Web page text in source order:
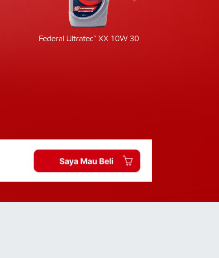
Federal Ultratec™ XX 10W 30